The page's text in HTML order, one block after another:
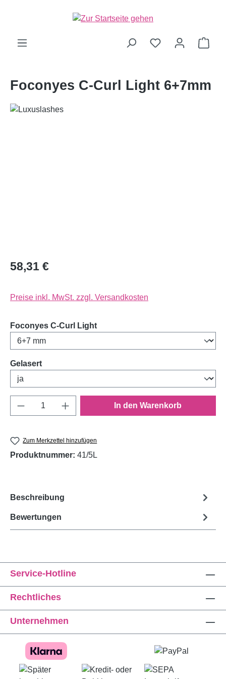
Foconyes C-Curl Light 6+7mm
58,31 €
Preise inkl. MwSt. zzgl. Versandkosten
Foconyes C-Curl Lightauswählen
Gelasertauswählen
Produkt Anzahl: Gib den gewünschten
In den Warenkorb
Zum Merkzettel hinzufügen
Produktnummer: 41/5L
Beschreibung
Bewertungen
Service-Hotline
Rechtliches
Unternehmen